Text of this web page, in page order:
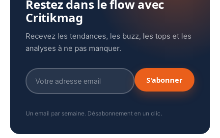
Restez dans le flow avec
Critikmag
Recevez les tendances, les buzz, les tops et les
analyses à ne pas manquer.
S'abonner
Un email par semaine. Désabonnement en un clic.